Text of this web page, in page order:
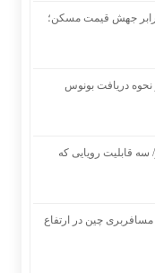
جهش قیمت مسکن؛
نحوه دریافت بونوس
در آیفون ۱۸ پرو/ سه قابلیت رویایی که
مسافربری چین در ارتفاع